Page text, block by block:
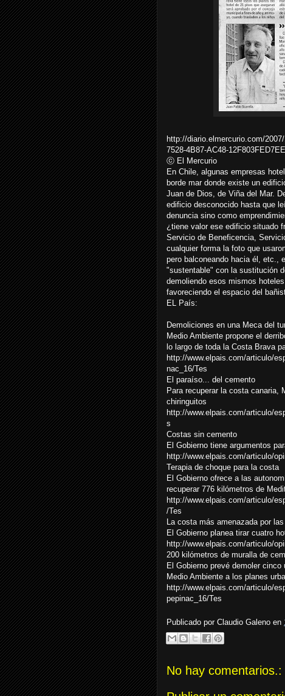
http://diario.elmercurio.com/
7528-4B87-AC48-
ⓒ El Mercurio
En Chile, algunas empresas
borde mar donde existe un
Juan de Dios, de Viña del Mar.
edificio desconocido hasta que
denuncia sino como
¿tiene valor ese edificio situado
Servicio de Beneficencia,
cualquier forma la foto que
pero balconeando hacia él, etc.,
"sustentable" con la sustitución
demoliendo esos mismos
favoreciendo el espacio del
EL País:
Demoliciones en una Meca del
Medio Ambiente propone el
lo largo de toda la Costa Brava
http://www.elpais.com/articulo/
nac_16/Tes
El paraíso... del cemento
Para recuperar la costa canaria,
chiringuitos
http://www.elpais.com/articulo/
s
Costas sin cemento
El Gobierno tiene argumentos
http://www.elpais.com/articulo/
Terapia de choque para la costa
El Gobierno ofrece a las
recuperar 776 kilómetros de
http://www.elpais.com/articulo/
/Tes
La costa más amenazada por
El Gobierno planea tirar cuatro
http://www.elpais.com/articulo/
200 kilómetros de muralla de
El Gobierno prevé demoler
Medio Ambiente a los planes
http://www.elpais.com/articulo/
pepinac_16/Tes
Publicado por Claudio Galeno en
No hay comentarios.: